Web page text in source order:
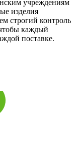
учреждениям
изделия
строгий контроль
каждый
поставке.